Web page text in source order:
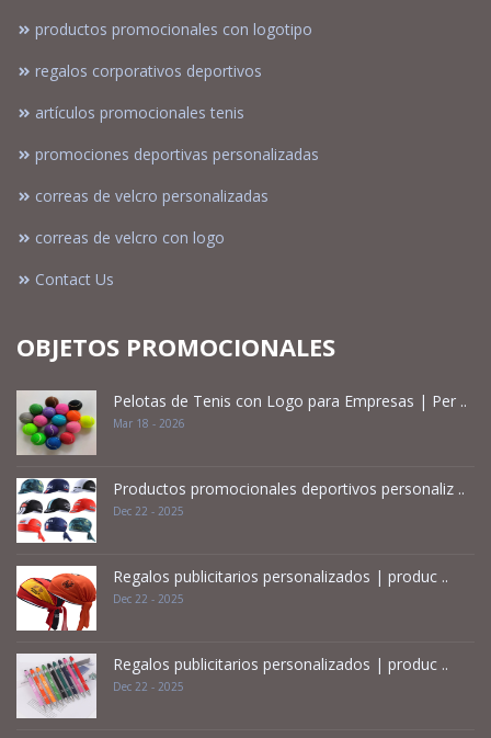
productos promocionales con logotipo
regalos corporativos deportivos
artículos promocionales tenis
promociones deportivas personalizadas
correas de velcro personalizadas
correas de velcro con logo
Contact Us
OBJETOS PROMOCIONALES
Pelotas de Tenis con Logo para Empresas | Per ..
Mar 18 - 2026
Productos promocionales deportivos personaliz ..
Dec 22 - 2025
Regalos publicitarios personalizados | produc ..
Dec 22 - 2025
Regalos publicitarios personalizados | produc ..
Dec 22 - 2025